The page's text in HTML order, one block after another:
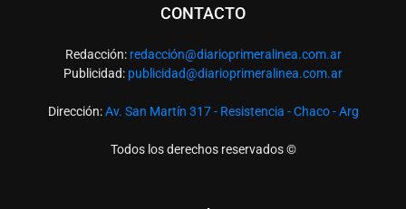
CONTACTO
Redacción: redacción@diarioprimeralinea.com.ar
Publicidad: publicidad@diarioprimeralinea.com.ar
Dirección:Av. San Martín 317 - Resistencia - Chaco - Arg
Todos los derechos reservados ©